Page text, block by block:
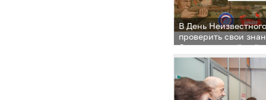
В День
проверить свои
Отечественной